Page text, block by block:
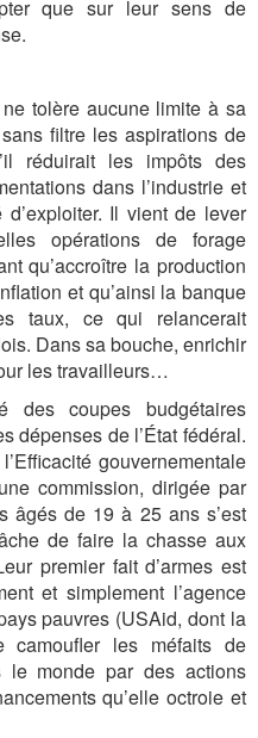
que sur leur sens de
tolère aucune limite à sa
filtre les aspirations de
réduirait les impôts des
dans l’industrie et
Il vient de lever
opérations de forage
qu’accroître la production
et qu’ainsi la banque
taux, ce qui relancerait
Dans sa bouche, enrichir
les travailleurs…
des coupes budgétaires
dépenses de l’État fédéral.
gouvernementale
commission, dirigée par
âgés de 19 à 25 ans s’est
de faire la chasse aux
premier fait d’armes est
et simplement l’agence
pauvres (USAid, dont la
camoufler les méfaits de
le monde par des actions
qu’elle octroie et